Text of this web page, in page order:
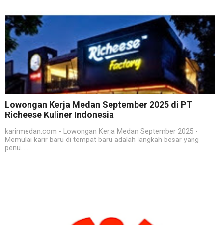
Lowongan Kerja Medan September 2025 di PT
Richeese Kuliner Indonesia
karirmedan.com - Lowongan Kerja Medan September 2025 -
Memulai karir baru di tempat baru adalah langkah besar yang
penu.....